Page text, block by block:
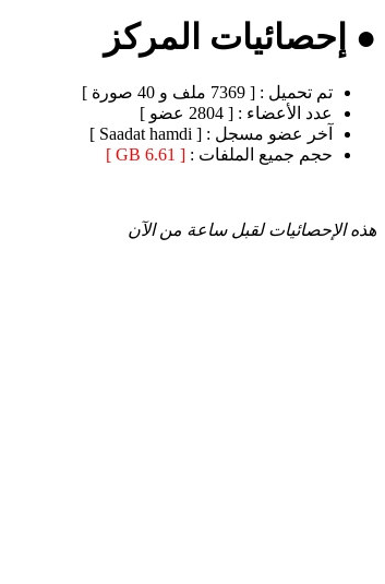
● إحصائيات المركز
تم تحميل : [ 7369 ملف و 40 صورة ]
عدد الأعضاء : [ 2804 عضو ]
آخر عضو مسجل : [ Saadat hamdi ]
حجم جميع الملفات : [ 6.61 GB ]
هذه الإحصائيات لقبل ساعة من الآن